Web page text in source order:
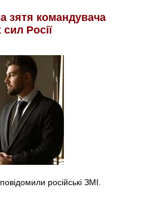
зятя командувача
Росії
російські ЗМІ.